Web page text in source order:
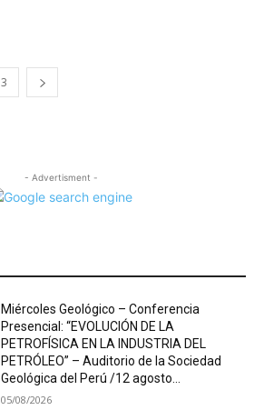
3
- Advertisment -
Miércoles Geológico – Conferencia
Presencial: “EVOLUCIÓN DE LA
PETROFÍSICA EN LA INDUSTRIA DEL
PETRÓLEO” – Auditorio de la Sociedad
Geológica del Perú /12 agosto...
05/08/2026